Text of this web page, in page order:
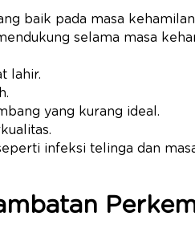
baik pada masa
selama masa
lahir.
yang kurang ideal.
infeksi telinga dan